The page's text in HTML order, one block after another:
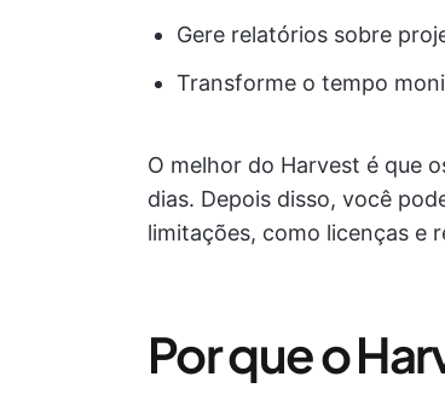
Gere relatórios sobre
Transforme o tempo
O melhor do Harvest é que
dias. Depois disso, você
limitações, como licenças e
Por que o